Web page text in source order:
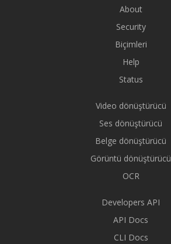
About
Security
Biçimleri
Help
Status
Video dönüştürücü
Ses dönüştürücü
Belge dönüştürücü
Görüntü dönüştürücü
OCR
Developers API
API Docs
CLI Docs